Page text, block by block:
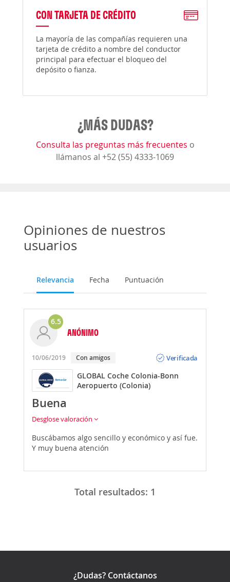
CON TARJETA DE CRÉDITO
La mayoría de las compañías requieren una
tarjeta de crédito a nombre del conductor
principal para efectuar el bloqueo del
depósito o fianza.
¿MÁS DUDAS?
Consulta las preguntas más frecuentes o
llámanos al +52 (55) 4333-1069
Opiniones de nuestros
usuarios
Relevancia Fecha Puntuación
6.5
ANÓNIMO
10/06/2019 Con amigos
Verificada
GLOBAL Coche Colonia-Bonn
Aeropuerto (Colonia)
Buena
Desglose valoración
Buscábamos algo sencillo y económico y así fue.
Y muy buena atención
Total resultados: 1
¿Dudas? Contáctanos